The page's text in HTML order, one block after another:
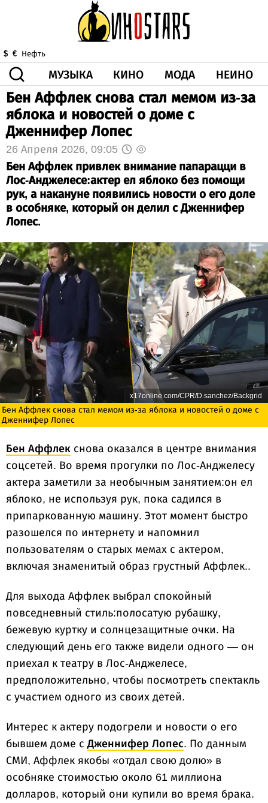
$ € Нефть
МУЗЫКА КИНО МОДА НЕИНО
ЗДОРОВЬЕ КОРОНА ИСКУССТВО
ВИДЕО
ГОРОСКОП
Бен Аффлек снова стал мемом из-за
яблока и новостей о доме с
Дженнифер Лопес
26 Апреля 2026, 09:05
Бен Аффлек привлек внимание папарацци в
Лос-Анджелесе:актер ел яблоко без помощи
рук, а накануне появились новости о его доле
в особняке, который он делил с Дженнифер
Лопес.
x17online.com/CPR/D.sanchez/Backgrid
Бен Аффлек снова стал мемом из-за яблока и новостей о доме с
Дженнифер Лопес
Бен Аффлек снова оказался в центре внимания
соцсетей. Во время прогулки по Лос-Анджелесу
актера заметили за необычным занятием:он ел
яблоко, не используя рук, пока садился в
припаркованную машину. Этот момент быстро
разошелся по интернету и напомнил
пользователям о старых мемах с актером,
включая знаменитый образ грустный Аффлек..
Для выхода Аффлек выбрал спокойный
повседневный стиль:полосатую рубашку,
бежевую куртку и солнцезащитные очки. На
следующий день его также видели одного — он
приехал к театру в Лос-Анджелесе,
предположительно, чтобы посмотреть спектакль
с участием одного из своих детей.
Интерес к актеру подогрели и новости о его
бывшем доме сДженнифер Лопес. По данным
СМИ, Аффлек якобы «отдал свою долю» в
особняке стоимостью около 61 миллиона
долларов, который они купили во время брака.